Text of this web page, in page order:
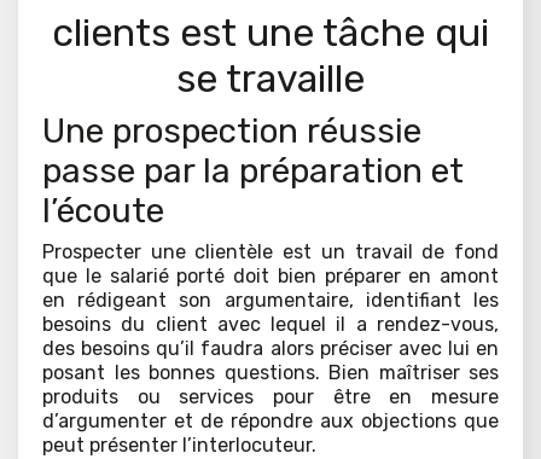
clients est une tâche qui
se travaille
Une prospection réussie
passe par la préparation et
l’écoute
Prospecter une clientèle est un travail de fond
que le salarié porté doit bien préparer en amont
en rédigeant son argumentaire, identifiant les
besoins du client avec lequel il a rendez-vous,
des besoins qu’il faudra alors préciser avec lui en
posant les bonnes questions. Bien maîtriser ses
produits ou services pour être en mesure
d’argumenter et de répondre aux objections que
peut présenter l’interlocuteur.